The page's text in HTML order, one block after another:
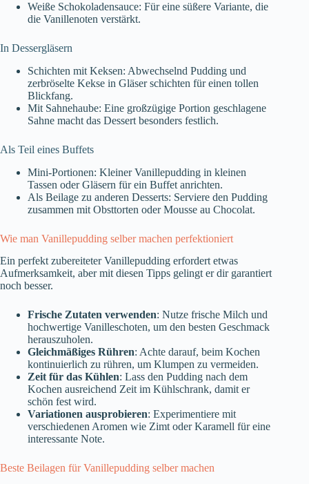
Weiße Schokoladensauce: Für eine süßere Variante, die
die Vanillenoten verstärkt.
In Dessergläsern
Schichten mit Keksen: Abwechselnd Pudding und
zerbröselte Kekse in Gläser schichten für einen tollen
Blickfang.
Mit Sahnehaube: Eine großzügige Portion geschlagene
Sahne macht das Dessert besonders festlich.
Als Teil eines Buffets
Mini-Portionen: Kleiner Vanillepudding in kleinen
Tassen oder Gläsern für ein Buffet anrichten.
Als Beilage zu anderen Desserts: Serviere den Pudding
zusammen mit Obsttorten oder Mousse au Chocolat.
Wie man Vanillepudding selber machen perfektioniert
Ein perfekt zubereiteter Vanillepudding erfordert etwas
Aufmerksamkeit, aber mit diesen Tipps gelingt er dir garantiert
noch besser.
Frische Zutaten verwenden: Nutze frische Milch und
hochwertige Vanilleschoten, um den besten Geschmack
herauszuholen.
Gleichmäßiges Rühren: Achte darauf, beim Kochen
kontinuierlich zu rühren, um Klumpen zu vermeiden.
Zeit für das Kühlen: Lass den Pudding nach dem
Kochen ausreichend Zeit im Kühlschrank, damit er
schön fest wird.
Variationen ausprobieren: Experimentiere mit
verschiedenen Aromen wie Zimt oder Karamell für eine
interessante Note.
Beste Beilagen für Vanillepudding selber machen